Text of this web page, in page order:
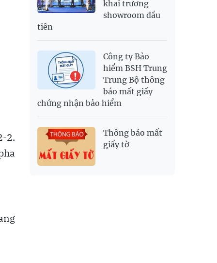
2.
khai trương
showroom đầu
tiên
Công ty Bảo
hiểm BSH Trung
Trung Bộ thông
báo mất giấy
chứng nhận bảo hiểm
Thông báo mất
giấy tờ